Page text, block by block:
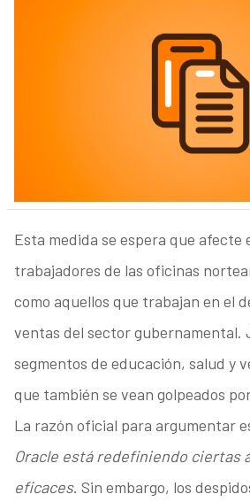
Esta medida se espera que afecte
trabajadores de las oficinas
como aquellos que trabajan en el
ventas del sector gubernamental.
segmentos de educación, salud y
que también se vean golpeados
La razón oficial para argumentar
Oracle está redefiniendo ciertas
eficaces. Sin embargo, los